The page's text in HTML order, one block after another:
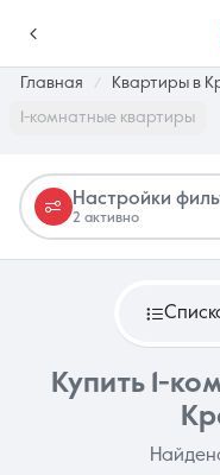
Избранное
0 объявлений
Недвижимость
Главная Квартиры в
1-комнатные квартиры
Настройки
2 активно
Купить 1-